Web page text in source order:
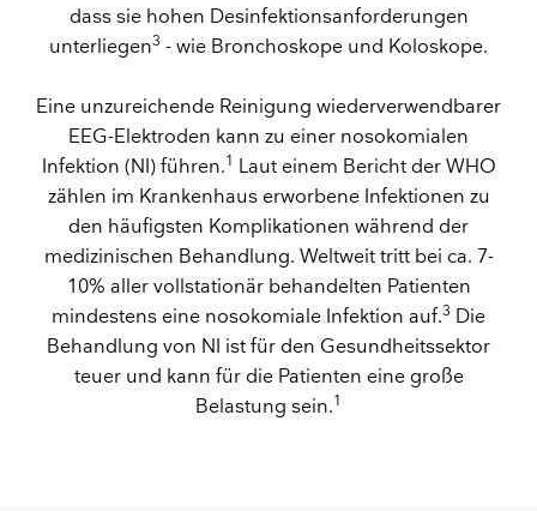
dass sie hohen Desinfektionsanforderungen
unterliegen3 - wie Bronchoskope und Koloskope.
Eine unzureichende Reinigung wiederverwendbarer
EEG-Elektroden kann zu einer nosokomialen
Infektion (NI) führen.1 Laut einem Bericht der WHO
zählen im Krankenhaus erworbene Infektionen zu
den häufigsten Komplikationen während der
medizinischen Behandlung. Weltweit tritt bei ca. 7-
10% aller vollstationär behandelten Patienten
mindestens eine nosokomiale Infektion auf.3 Die
Behandlung von NI ist für den Gesundheitssektor
teuer und kann für die Patienten eine große
Belastung sein.1